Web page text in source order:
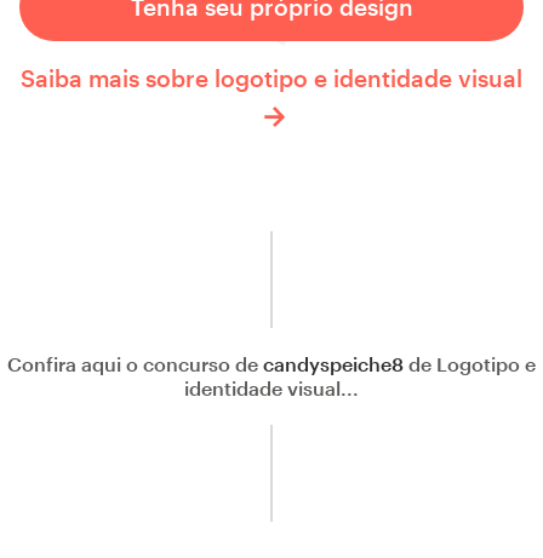
Tenha seu próprio design
Saiba mais sobre logotipo e identidade visual
Confira aqui o concurso de candyspeiche8 de Logotipo e
identidade visual...